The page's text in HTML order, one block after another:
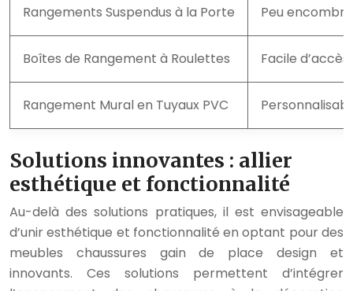
Rangements Suspendus à la Porte Peu
Boîtes de Rangement à Roulettes Facile
Rangement Mural en Tuyaux PVC
Solutions innovantes : allier
esthétique et fonctionnalité
Au-delà des solutions pratiques, il est envisageable
d’unir esthétique et fonctionnalité en optant pour des
meubles chaussures gain de place design et
innovants. Ces solutions permettent d’intégrer